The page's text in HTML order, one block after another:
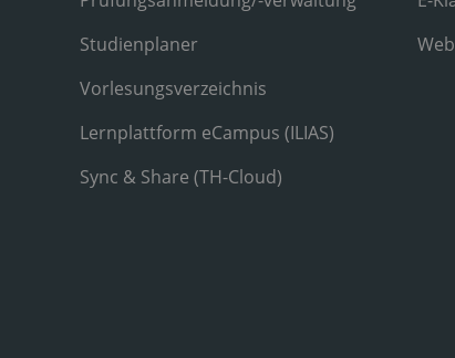
Studienplaner
Vorlesungsverzeichnis
Lernplattform eCampus (ILIAS)
Sync & Share (TH-Cloud)